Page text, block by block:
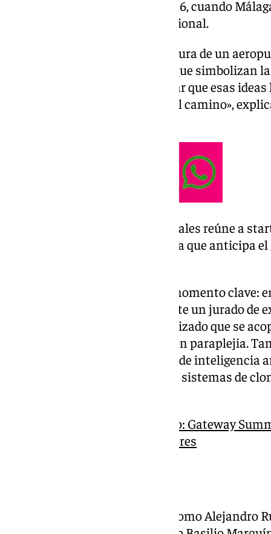
que se celebrará en junio de 2026, cuando
referencia tecnológica internacional.
El evento ha recreado la estructura de un
terminales y puertas de embarque simbolizan
empresarial. «Queremos facilitar que esas
emprendedores se queden por el camino»,
El Polo de Contenidos Digitales reúne a
empresarios en una jornada que anticipa
El Pitching Runway ha sido el momento clave:
proyectos en pocos minutos ante un jurado de
destacadas, un handbike motorizado que se
mayor autonomía a usuarios con paraplejia.
Voice Powered AI, una empresa de
exclusivamente en español con sistemas de
Puerta de embarque al éxito: Gateway
impulsar a los emprendedores
Emprendedores consolidados como Alejandro